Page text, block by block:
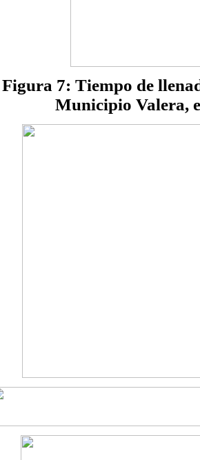
Figura 7: Tiempo de
Municipio Valera,